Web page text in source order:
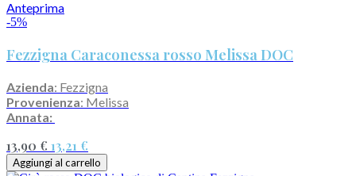
Anteprima
-5%
Fezzigna Caraconessa rosso Melissa DOC
Azienda: Fezzigna
Provenienza: Melissa
Annata:
13,90 € 13,21 €
Aggiungi al carrello